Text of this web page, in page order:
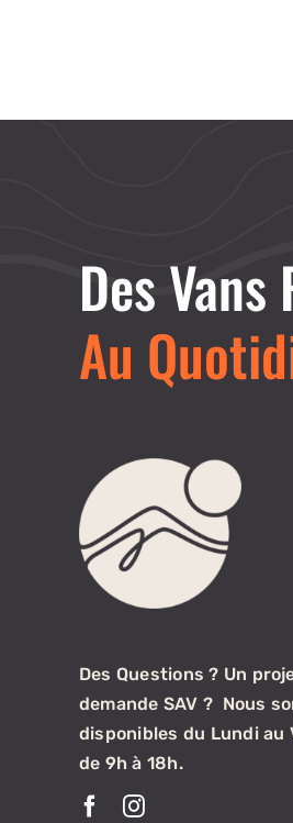
Des
Au
Des Questions ? Un
demande SAV ? Nous
disponibles du Lundi au
de 9h à 18h.